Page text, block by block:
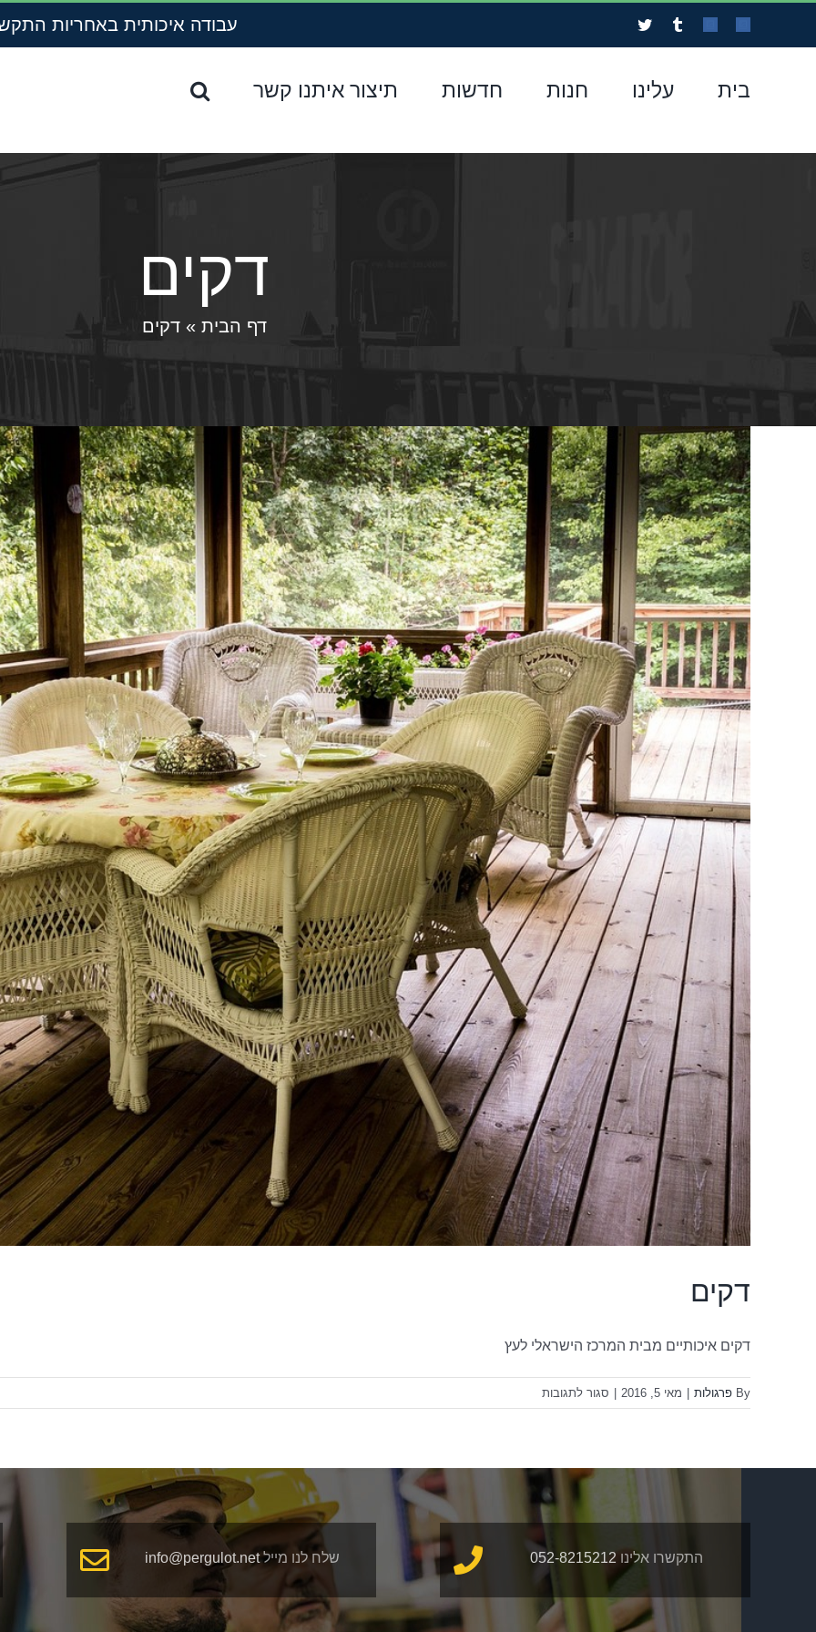
Custom
Tumblr עבודה איכותית באחריות התקשרו
בית עלינו חנות חדשות תיצור איתנו קשר
דקים
דף הבית »דקים
דקים
דקים איכותיים מבית המרכז הישראלי לעץ
By פרגולות מאי 5, 2016 סגור לתגובותעל
דקים
התקשרו אלינו 052-8215212 שלח לנו מיילinfo@pergulot.net